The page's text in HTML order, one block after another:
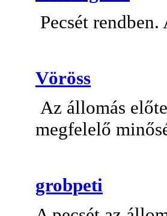
Pecsét
Vöröss
Az állomás
megfelelő
grobpeti